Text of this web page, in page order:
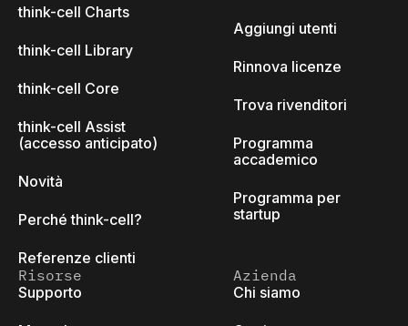
think-cell Charts
think-cell Library
think-cell Core
think-cell Assist
(accesso anticipato)
Novità
Perché think-cell?
Referenze clienti
Aggiungi utenti
Rinnova licenze
Trova rivenditori
Programma
accademico
Programma per
startup
Risorse
Supporto
Azienda
Chi siamo